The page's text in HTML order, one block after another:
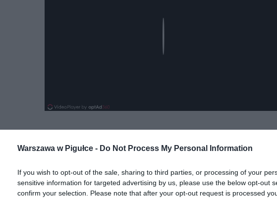
Warszawa w Pigułce - Do Not Process My Personal Information
If you wish to opt-out of the sale, sharing to third parties, or processing of your
sensitive information for targeted advertising by us, please use the below opt-out
confirm your selection. Please note that after your opt-out request is processed
Dodaj nas do preferowanych źródeł w Google